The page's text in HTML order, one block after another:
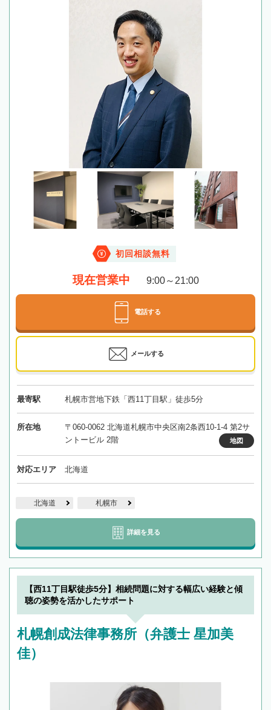
初回相談無料
現在営業中 9:00～21:00
電話する
メールする
最寄駅 札幌市営地下鉄「西11丁目駅」徒歩5分
所在地
〒060-0062 北海道札幌市中央区南2条西10-1-4 第2サ
ントービル 2階
地図
対応エリア 北海道
北海道 札幌市
詳細を見る
【西11丁目駅徒歩5分】相続問題に対する幅広い経験と傾
聴の姿勢を活かしたサポート
札幌創成法律事務所（弁護士 星加美
佳）